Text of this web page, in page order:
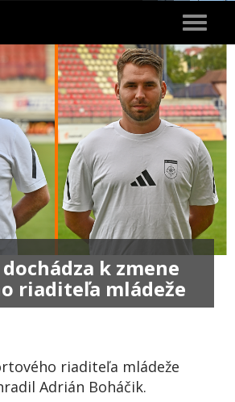
Toggle
k zmene
riaditeľa mládeže
riaditeľa mládeže
Adrián Boháčik.